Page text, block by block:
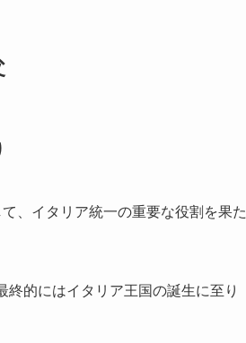
、イタリア統一の重要な役割を果た
的にはイタリア王国の誕生に至り